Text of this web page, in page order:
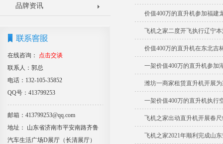
品牌资讯
在线咨询：
点击交谈
联系人：郭总
电话：132-105-35852
QQ号：413799253
邮箱：413799253@qq.com
地址： 山东省济南市平安南路齐鲁
汽车生活广场D展厅（长清展厅）
价值400万的直升机参加福建
飞机之家二度开飞执行辽宁
价值400万的直升机在东北吉
一架价值400万的直升机参加
潍坊一商家租赁直升机开展
一架价值400万的直升机执行
飞机之家出动直升机开展春
飞机之家2021年顺利完成山